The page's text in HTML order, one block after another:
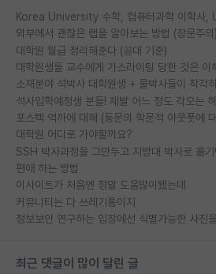
외부에서 괜찮은 랩을 알아보는 방법 (장문주의)
대학원 월급 정리해준다 (공대 기준)
소재분야 석박사 대학원생 + 물박사들이 착각
대학원 어디로 가야할까요?
편애 하는 방법
이사이트가 처음엔 정말 도움많이됐는데
커뮤니티는 다 쓰레기통이지
최근 댓글이 많이 달린 글